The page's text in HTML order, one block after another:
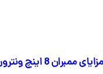
مزایای ممبران 8 اینچ ونترون (Vontron) مدل LP22-8040